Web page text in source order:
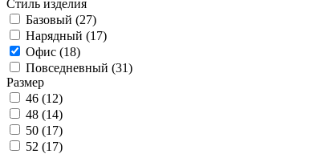
Стиль изделия
Базовый (27)
Нарядный (17)
Офис (18)
Повседневный (31)
Размер
46 (12)
48 (14)
50 (17)
52 (17)